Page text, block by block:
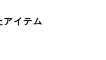
アイテム